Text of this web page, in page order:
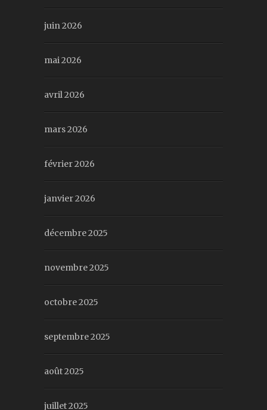
juin 2026
mai 2026
avril 2026
mars 2026
février 2026
janvier 2026
décembre 2025
novembre 2025
octobre 2025
septembre 2025
août 2025
juillet 2025